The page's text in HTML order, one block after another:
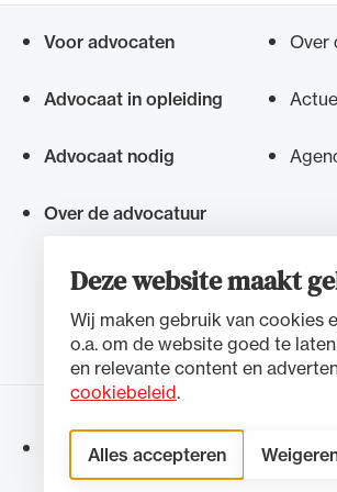
Deze website maakt
Wij maken gebruik van cookies
o.a. om de website goed te
en relevante content en
cookiebeleid.
Alles accepteren
Snel navigeren
Voor advocaten
Advocaat in opleiding
Advocaat nodig
Over de advocatuur
Over
Toegankelijkheidsverklaring